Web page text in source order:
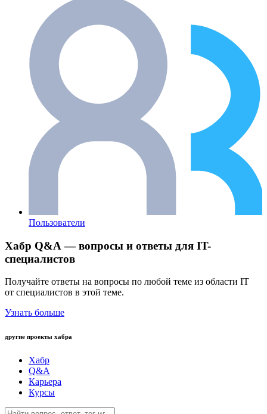
Пользователи
Хабр Q&A — вопросы и ответы для IT-
специалистов
Получайте ответы на вопросы по любой теме из области IT
от специалистов в этой теме.
Узнать больше
другие проекты хабра
Хабр
Q&A
Карьера
Курсы